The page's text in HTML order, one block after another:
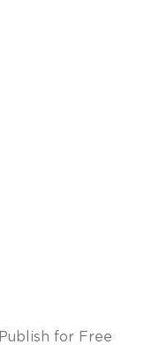
Publish for Free